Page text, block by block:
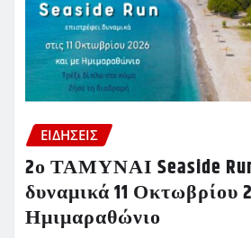
ΕΙΔΗΣΕΙΣ
2ο ΤΑΜΥΝΑΙ Seaside
δυναμικά 11 Οκτωβρίου
Ημιμαραθώνιο